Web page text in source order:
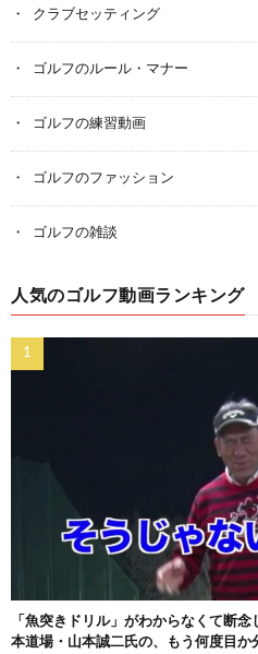
クラブセッティング
ゴルフのルール・マナー
ゴルフの練習動画
ゴルフのファッション
ゴルフの雑談
人気のゴルフ動画ランキング
「魚突きドリル」がわからなくて断
本道場・山本誠二氏の、もう何度目か